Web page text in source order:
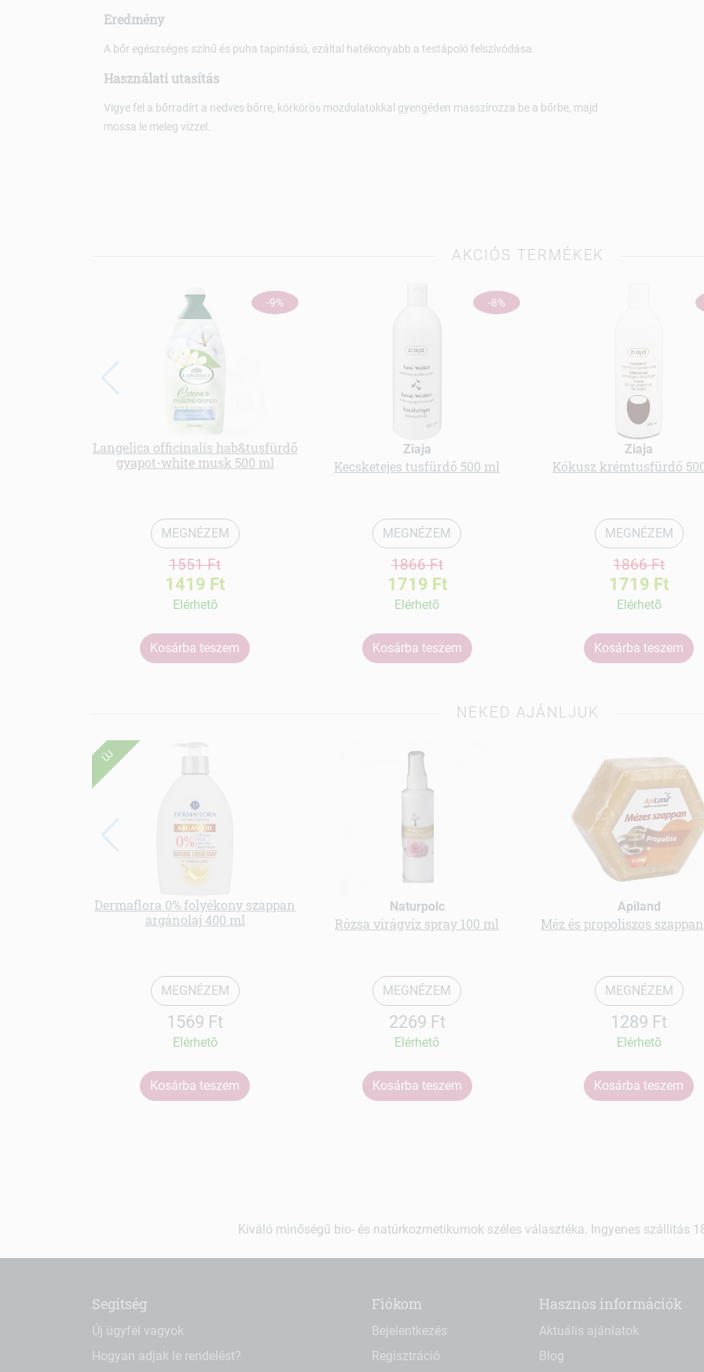
Eredmény
A bőr egészséges színű és puha tapintású, ezáltal hatékonyabb a testápoló felszívódása.
Használati utasítás
Vigye fel a bőrradírt a nedves bőrre, körkörös mozdulatokkal gyengéden masszírozza be a bőrbe, majd
mossa le meleg vízzel.
AKCIÓS TERMÉKEK
-9%
Langelica officinalis hab&tusfürdő
gyapot-white musk 500 ml
MEGNÉZEM
1551 Ft
1419 Ft
Elérhetõ
Kosárba teszem
-8%
Ziaja
Kecsketejes tusfürdő 500 ml
MEGNÉZEM
1866 Ft
1719 Ft
Elérhetõ
Kosárba teszem
Ziaja
Kókusz krémtusfürdő
MEGNÉZEM
1866 Ft
1719 Ft
Elérhetõ
Kosárba teszem
NEKED AJÁNLJUK
ÚJ
Dermaflora 0% folyékony szappan
argánolaj 400 ml
MEGNÉZEM
1569 Ft
Elérhetõ
Kosárba teszem
Naturpolc
Rózsa virágvíz spray 100 ml
MEGNÉZEM
2269 Ft
Elérhetõ
Kosárba teszem
Apiland
Méz és propoliszos
MEGNÉZEM
1289 Ft
Elérhetõ
Kosárba teszem
Kiváló minőségű bio- és natúrkozmetikumok széles választéka. Ingyenes szállítás
Segítség
Új ügyfél vagyok
Hogyan adjak le rendelést?
Fiókom
Bejelentkezés
Regisztráció
Hasznos információk
Aktuális ajánlatok
Blog